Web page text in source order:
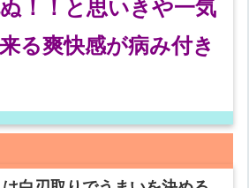
！！と思いきや一気
る爽快感が病み付き